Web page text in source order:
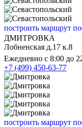
построить маршрут
ДМИТРОВКА
Лобненская д.17 к.8
Ежедневно с 8:00 до
+7 (499) 450-63-77
построить маршрут